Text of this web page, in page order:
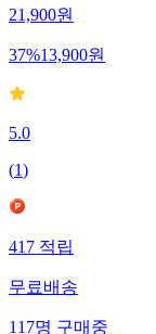
21,900원
37%13,900원
5.0
(1)
417적립
무료배송
117명구매중